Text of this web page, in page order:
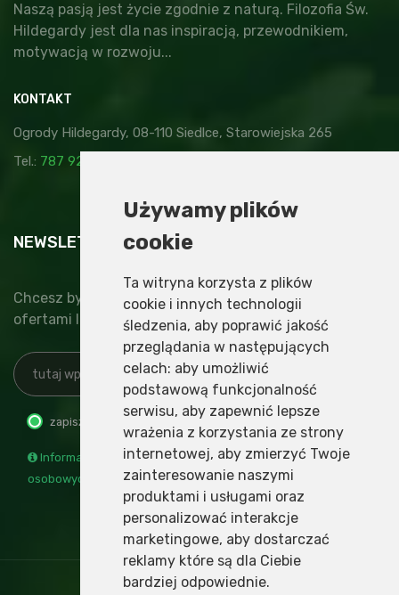
Używamy plików
cookie
Ta witryna korzysta z plików
cookie i innych technologii
śledzenia, aby poprawić jakość
przeglądania w następujących
celach: aby umożliwić
podstawową funkcjonalność
serwisu, aby zapewnić lepsze
wrażenia z korzystania ze strony
internetowej, aby zmierzyć Twoje
zainteresowanie naszymi
produktami i usługami oraz
personalizować interakcje
marketingowe, aby dostarczać
reklamy które są dla Ciebie
bardziej odpowiednie.
Naszą pasją jest życie zgodnie z naturą. Filozofia Św.
Hildegardy jest dla nas inspiracją, przewodnikiem,
motywacją w rozwoju...
KONTAKT
Ogrody Hildegardy, 08-110 Siedlce, Starowiejska 265
Tel.: 787 929 878
NEWSLETTER
Chcesz być na bieżąco z nowinkami, specjalnymi
ofertami lub najnowszymi wydarzeniami?
zapisz
Informacja o administratorze i przetwarzaniu danych
osobowych